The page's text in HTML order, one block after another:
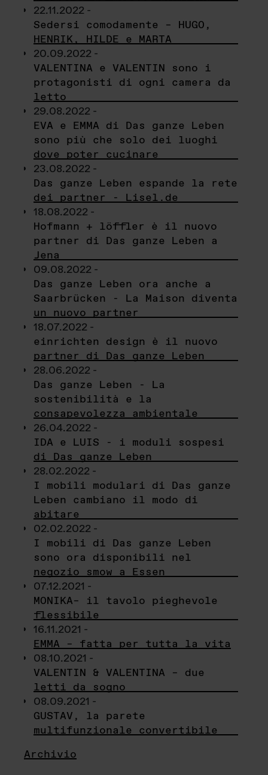
22.11.2022 -
Sedersi comodamente – HUGO,
HENRIK, HILDE e MARTA
20.09.2022 -
VALENTINA e VALENTIN sono i
protagonisti di ogni camera da
letto
29.08.2022 -
EVA e EMMA di Das ganze Leben
sono più che solo dei luoghi
dove poter cucinare
23.08.2022 -
Das ganze Leben espande la rete
dei partner - Lisel.de
18.08.2022 -
Hofmann + löffler è il nuovo
partner di Das ganze Leben a
Jena
09.08.2022 -
Das ganze Leben ora anche a
Saarbrücken - La Maison diventa
un nuovo partner
18.07.2022 -
einrichten design è il nuovo
partner di Das ganze Leben
28.06.2022 -
Das ganze Leben - La
sostenibilità e la
consapevolezza ambientale
26.04.2022 -
IDA e LUIS - i moduli sospesi
di Das ganze Leben
28.02.2022 -
I mobili modulari di Das ganze
Leben cambiano il modo di
abitare
02.02.2022 -
I mobili di Das ganze Leben
sono ora disponibili nel
negozio smow a Essen
07.12.2021 -
MONIKA– il tavolo pieghevole
flessibile
16.11.2021 -
EMMA – fatta per tutta la vita
08.10.2021 -
VALENTIN & VALENTINA – due
letti da sogno
08.09.2021 -
GUSTAV, la parete
multifunzionale convertibile
Archivio